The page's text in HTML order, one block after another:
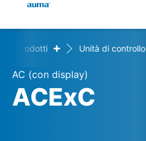
Prodotti
Soluzioni
Global
Europa
Ricerca
Prodotti + Unità di controllo
AC (con display)
ACExC